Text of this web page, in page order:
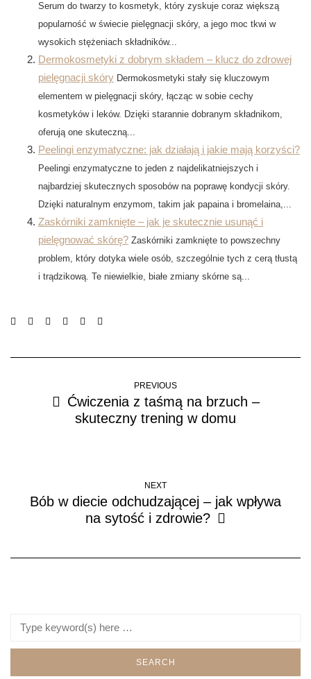
Serum do twarzy to kosmetyk, który zyskuje coraz większą
popularność w świecie pielęgnacji skóry, a jego moc tkwi w
wysokich stężeniach składników...
Dermokosmetyki z dobrym składem – klucz do zdrowej
pielęgnacji skóry Dermokosmetyki stały się kluczowym
elementem w pielęgnacji skóry, łącząc w sobie cechy
kosmetyków i leków. Dzięki starannie dobranym składnikom,
oferują one skuteczną...
Peelingi enzymatyczne: jak działają i jakie mają korzyści?
Peelingi enzymatyczne to jeden z najdelikatniejszych i
najbardziej skutecznych sposobów na poprawę kondycji skóry.
Dzięki naturalnym enzymom, takim jak papaina i bromelaina,...
Zaskórniki zamknięte – jak je skutecznie usunąć i
pielęgnować skórę? Zaskórniki zamknięte to powszechny
problem, który dotyka wiele osób, szczególnie tych z cerą tłustą
i trądzikową. Te niewielkie, białe zmiany skórne są...
PREVIOUS
Ćwiczenia z taśmą na brzuch –
skuteczny trening w domu
NEXT
Bób w diecie odchudzającej – jak wpływa
na sytość i zdrowie?